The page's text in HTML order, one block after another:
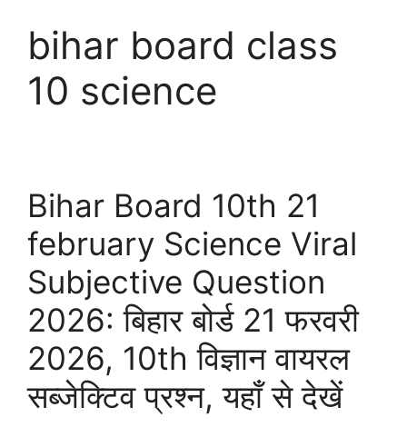
bihar board class
10 science
Bihar Board 10th 21
february Science Viral
Subjective Question
2026: बिहार बोर्ड 21 फरवरी
2026, 10th विज्ञान वायरल
सब्जेक्टिव प्रश्न, यहाँ से देखें